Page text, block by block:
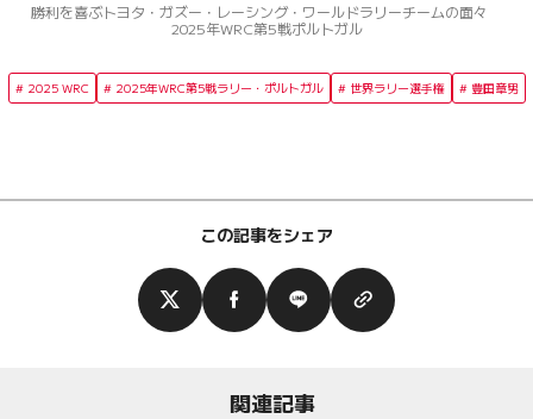
勝利を喜ぶトヨタ・ガズー・レーシング・ワールドラリーチームの面々
2025年WRC第5戦ポルトガル
2025 WRC 2025年WRC第5戦ラリー・ポルトガル 世界ラリー選手権 豊田章男
この記事をシェア
関連記事